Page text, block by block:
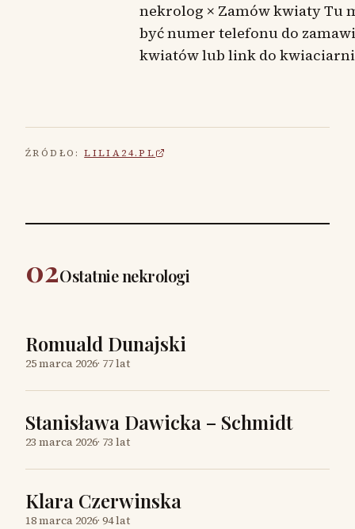
nekrolog × Zamów kwiaty Tu
być numer telefonu do
kwiatów lub link do
ŹRÓDŁO: LILIA24.PL
02Ostatnie nekrologi
Romuald Dunajski
25 marca 2026· 77 lat
Stanisława Dawicka – Schmidt
23 marca 2026· 73 lat
Klara Czerwinska
18 marca 2026· 94 lat